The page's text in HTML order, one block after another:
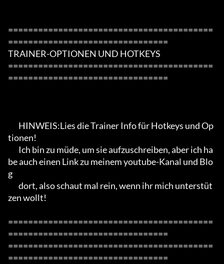
=========================================
================================
TRAINER-OPTIONEN UND HOTKEYS
=========================================
================================
tionen!
be auch einen Link zu meinem youtube-Kanal und Blo
g
zen wollt!
=========================================
================================
=========================================
================================